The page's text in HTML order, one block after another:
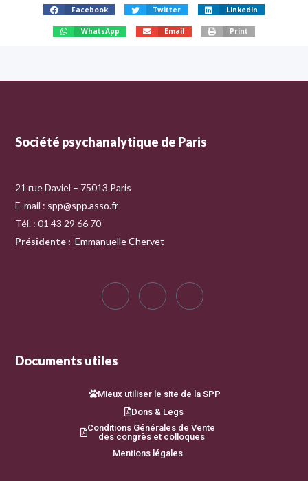
Facebook Twitter LinkedIn
WhatsApp Email Print
Société psychanalytique de Paris
21 rue Daviel – 75013 Paris
E-mail : spp@spp.asso.fr
Tél. : 01 43 29 66 70
Présidente : Emmanuelle Chervet
Documents utiles
Mieux utiliser le site de la SPP
Dons & Legs
Conditions Générales de Vente
des congrès et colloques
Mentions légales